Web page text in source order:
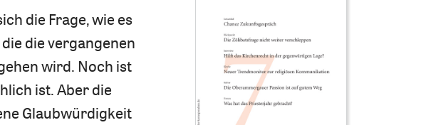
die Frage, wie es
die vergangenen
wird. Noch ist
ist. Aber die
Glaubwürdigkeit